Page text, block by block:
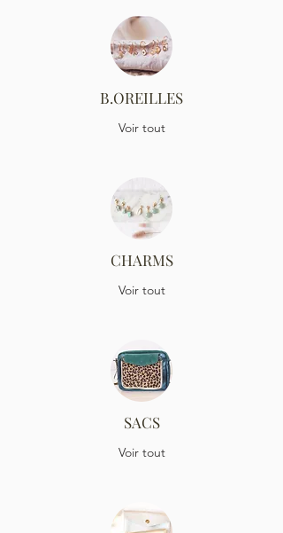
B.OREILLES
Voir tout
CHARMS
Voir tout
SACS
Voir tout